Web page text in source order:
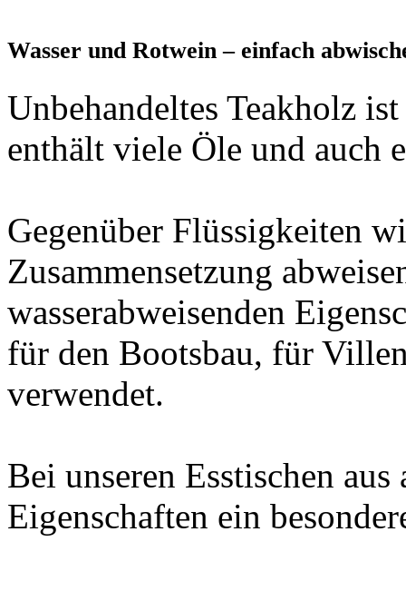
Wasser und Rotwein – einfach
Unbehandeltes Teakholz
enthält viele Öle und auch
Gegenüber Flüssigkeiten
Zusammensetzung
wasserabweisenden
für den Bootsbau, für
verwendet.
Bei unseren Esstischen
Eigenschaften ein